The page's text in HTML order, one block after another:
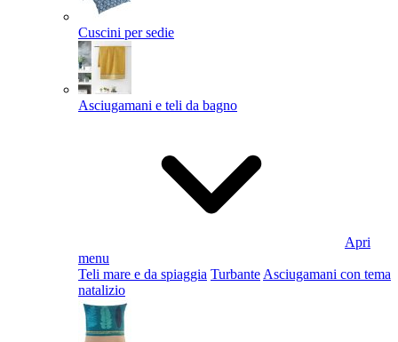
Cuscini per sedie
Asciugamani e teli da bagno
Apri
menu
Teli mare e da spiaggia Turbante Asciugamani con tema
natalizio